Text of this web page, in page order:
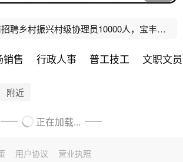
河南招聘乡村振兴村级协理员10000人，宝丰招聘80人！
销售 行政人事 普工技工 文职文员
附近
正在加载...
用户协议 营业执照